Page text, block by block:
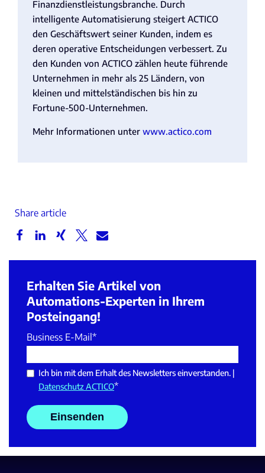
Finanzdienstleistungsbranche. Durch
intelligente Automatisierung steigert ACTICO
den Geschäftswert seiner Kunden, indem es
deren operative Entscheidungen verbessert. Zu
den Kunden von ACTICO zählen heute führende
Unternehmen in mehr als 25 Ländern, von
kleinen und mittelständischen bis hin zu
Fortune-500-Unternehmen.
Mehr Informationen unter www.actico.com
Share article
Erhalten Sie Artikel von
Automations-Experten in Ihrem
Posteingang!
Business E-Mail *
Ich bin mit dem Erhalt des Newsletters einverstanden. |
Datenschutz ACTICO*